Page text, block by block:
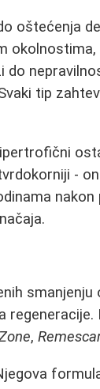
oštećenja
do
tip
-
nakon
smanjenju
regeneracije.
,